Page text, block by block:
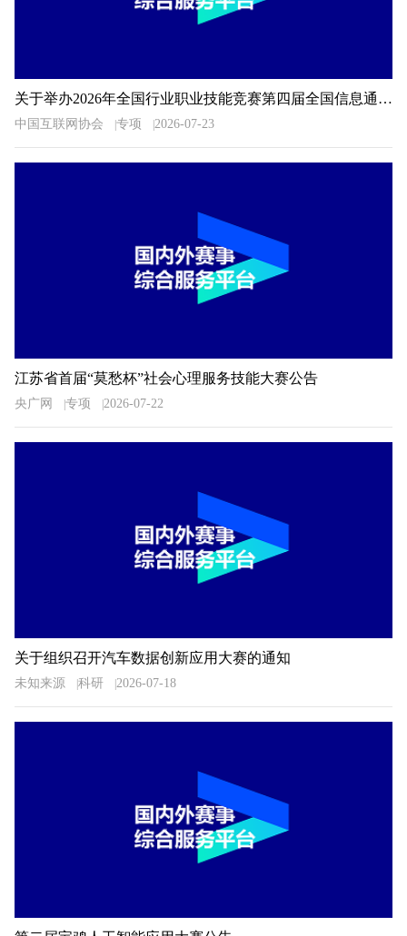
关于举办2026年全国行业职业技能竞赛第四届全国信息通信和互联网行业职业技能竞赛的通知
中国互联网协会 专项 2026-07-23
江苏省首届“莫愁杯”社会心理服务技能大赛公告
央广网 专项 2026-07-22
关于组织召开汽车数据创新应用大赛的通知
未知来源 科研 2026-07-18